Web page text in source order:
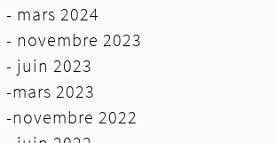
- mars 2024
- novembre 2023
- juin 2023
-mars 2023
-novembre 2022